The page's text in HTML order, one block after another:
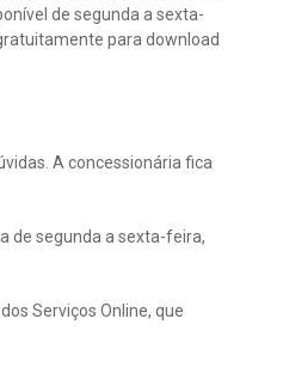
de segunda a sexta-
para download
A concessionária fica
de segunda a sexta-feira,
Serviços Online, que